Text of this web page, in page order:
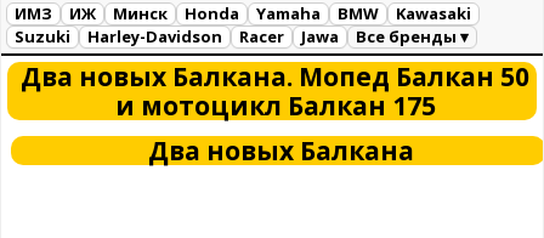
ИМЗ ИЖ Минск Honda Yamaha BMW
Kawasaki
Suzuki
Harley-Davidson Racer Jawa
Все бренды ▾
Все марки
Загрузка...
Два новых Балкана. Мопед Балкан 50
и мотоцикл Балкан 175
Два новых Балкана